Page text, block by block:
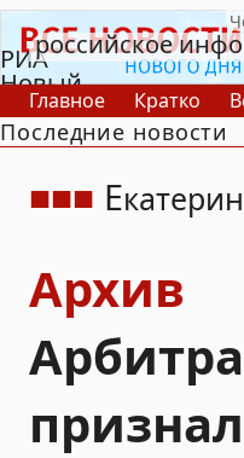
РИА
Новый
День
российское
Главное Кратко
В России
В мире
Последние новости
Е
Архив